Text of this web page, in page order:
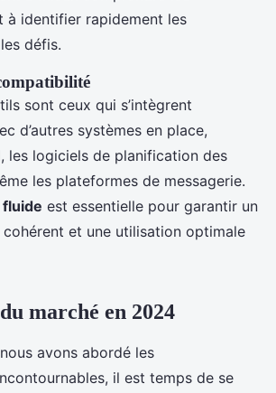
à identifier rapidement les
défis.
sont ceux qui s’intègrent
d’autres systèmes en place,
les logiciels de planification des
les plateformes de messagerie.
est essentielle pour garantir un
et une utilisation optimale
marché en 2024
avons abordé les
il est temps de se